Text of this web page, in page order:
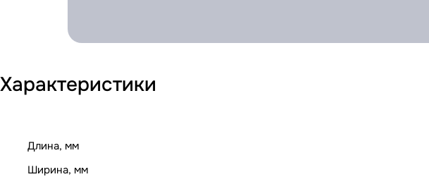
Характеристики
Длина, мм
Ширина, мм